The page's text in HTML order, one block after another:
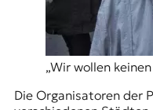
„Wir wollen
Die Organisatoren der